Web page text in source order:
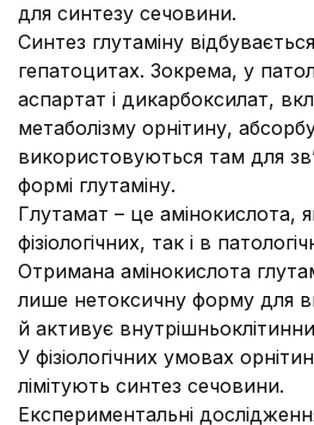
для синтезу сечовини.
Синтез глутаміну
гепатоцитах. Зокрема, у
аспартат і дикарбоксилат,
метаболізму орнітину,
використовуються там для
формі глутаміну.
Глутамат – це амінокислота,
фізіологічних, так і в
Отримана амінокислота
лише нетоксичну форму для
й активує
У фізіологічних умовах
лімітують синтез сечовини.
Експериментальні